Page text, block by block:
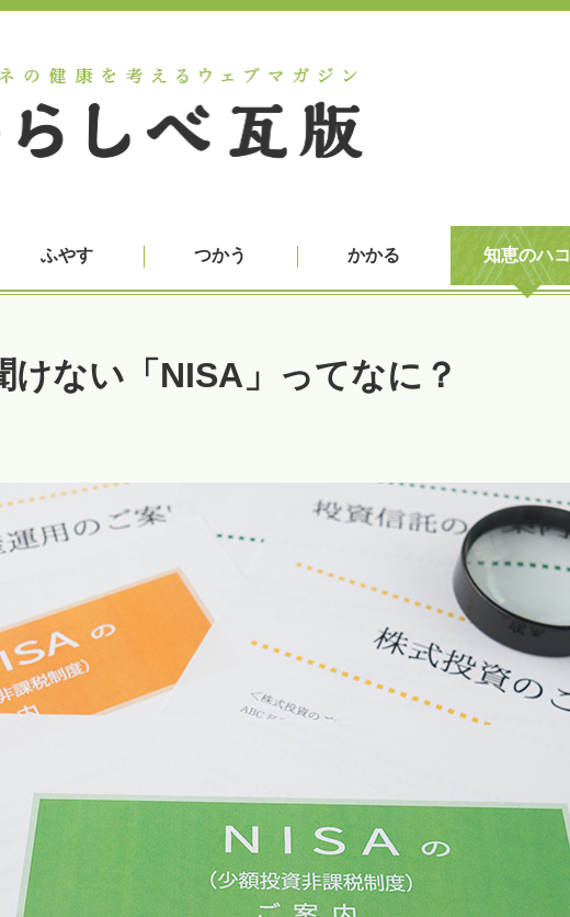
ふやす つかう かかる 知恵のハコ
けない「NISA」ってなに？